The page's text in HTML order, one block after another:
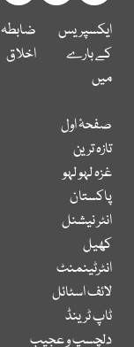
ایکسپریس
کے بارے
میں
ضابطہ
اخلاق
صفحۂ اول
تازہ ترین
غزہ لہو لہو
پاکستان
انٹر نیشنل
کھیل
انٹرٹینمنٹ
لائف اسٹائل
ٹاپ ٹرینڈ
دلچسپ و عجیب